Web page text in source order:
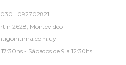
| 092702821
2628, Montevideo
- Sábados de 9 a 12:30hs